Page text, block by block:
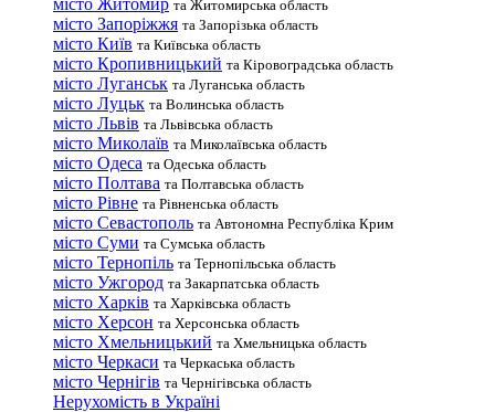
місто Житомир та Житомирська область
місто Запоріжжя та Запорізька область
місто Київ та Київська область
місто Кропивницький та Кіровоградська область
місто Луганськ та Луганська область
місто Луцьк та Волинська область
місто Львів та Львівська область
місто Миколаїв та Миколаївська область
місто Одеса та Одеська область
місто Полтава та Полтавська область
місто Рівне та Рівненська область
місто Севастополь та Автономна Республіка Крим
місто Суми та Сумська область
місто Тернопіль та Тернопільська область
місто Ужгород та Закарпатська область
місто Харків та Харківська область
місто Херсон та Херсонська область
місто Хмельницький та Хмельницька область
місто Черкаси та Черкаська область
місто Чернігів та Чернігівська область
Нерухомість в Україні